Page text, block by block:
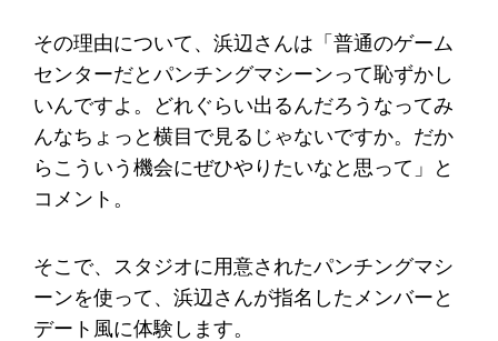
その理由について、浜辺さんは「普通のゲーム
センターだとパンチングマシーンって恥ずかし
いんですよ。どれぐらい出るんだろうなってみ
んなちょっと横目で見るじゃないですか。だか
らこういう機会にぜひやりたいなと思って」と
コメント。
そこで、スタジオに用意されたパンチングマシ
ーンを使って、浜辺さんが指名したメンバーと
デート風に体験します。